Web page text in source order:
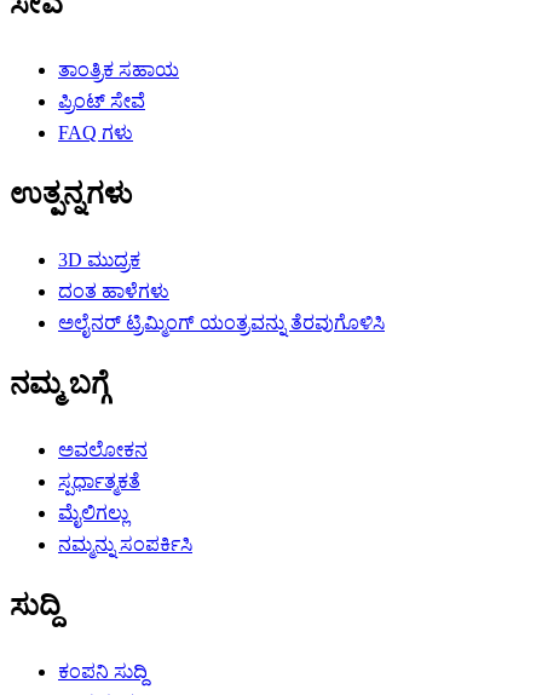
ತಾಂತ್ರಿಕ ಸಹಾಯ
ಪ್ರಿಂಟ್ ಸೇವೆ
FAQ ಗಳು
ಉತ್ಪನ್ನಗಳು
3D ಮುದ್ರಕ
ದಂತ ಹಾಳೆಗಳು
ಅಲೈನರ್ ಟ್ರಿಮ್ಮಿಂಗ್ ಯಂತ್ರವನ್ನು ತೆರವುಗೊಳಿಸಿ
ನಮ್ಮ ಬಗ್ಗೆ
ಅವಲೋಕನ
ಸ್ಪರ್ಧಾತ್ಮಕತೆ
ಮೈಲಿಗಲ್ಲು
ನಮ್ಮನ್ನು ಸಂಪರ್ಕಿಸಿ
ಸುದ್ದಿ
ಕಂಪನಿ ಸುದ್ದಿ